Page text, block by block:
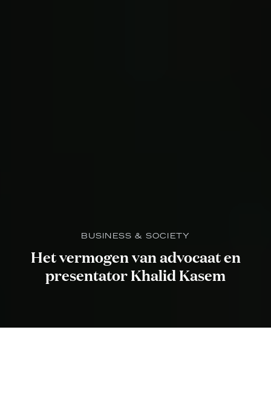
BUSINESS & SOCIETY
Het vermogen van advocaat en
presentator Khalid Kasem